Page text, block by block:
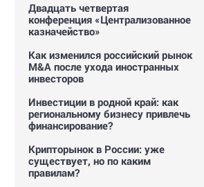
Двадцать четвертая
конференция «Централизованное
казначейство»
Как изменился российский рынок
M&A после ухода иностранных
инвесторов
Инвестиции в родной край: как
региональному бизнесу привлечь
финансирование?
Крипторынок в России: уже
существует, но по каким
правилам?